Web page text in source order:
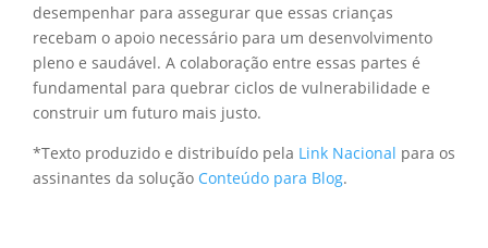
desempenhar para assegurar que essas crianças
recebam o apoio necessário para um desenvolvimento
pleno e saudável. A colaboração entre essas partes é
fundamental para quebrar ciclos de vulnerabilidade e
construir um futuro mais justo.
*Texto produzido e distribuído pela Link Nacional para os
assinantes da solução Conteúdo para Blog.